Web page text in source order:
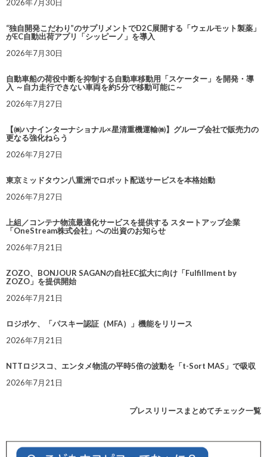
2026年7月30日
“独自開発こだわり”のサプリメントでD2C展開する「ウェルモット製薬」
がEC自動出荷アプリ「シッピーノ」を導入
2026年7月30日
自動車船の荷役中断を抑制する自動車移動用「スケーター」を開発・導
入 ～自力走行できない車両を約5分で移動可能に～
2026年7月27日
【㈱ハナインターナショナル×星清重機運輸㈱】グループ会社で販売力の
更なる強化ねらう
2026年7月27日
東京ミッドタウン八重洲でロボット配送サービスを本格始動
2026年7月27日
上組／コンテナ物流最適化サービスを提供する スタートアップ企業
「OneStream株式会社」への出資のお知らせ
2026年7月21日
ZOZO、BONJOUR SAGANの自社EC拡大に向け「Fulfillment by
ZOZO」を提供開始
2026年7月21日
ロジポケ、「パスキー認証（MFA）」機能をリリース
2026年7月21日
NTTロジスコ、エンタメ物流の平時5倍の波動を「t-Sort MAS」で吸収
2026年7月21日
プレスリリースまとめてチェック一覧